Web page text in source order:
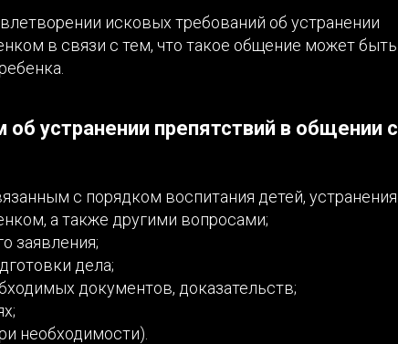
исковых требований об устранении
в связи с тем, что такое общение может быть
устранении препятствий в общении с
с порядком воспитания детей, устранения
а также другими вопросами;
заявления;
дела;
документов, доказательств;
необходимости).